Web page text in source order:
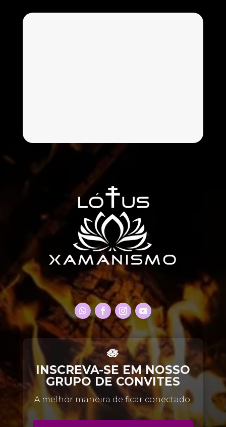
🪷
INSCREVA-SE EM NOSSO
GRUPO DE CONVITES
A melhor maneira de ficar conectado.